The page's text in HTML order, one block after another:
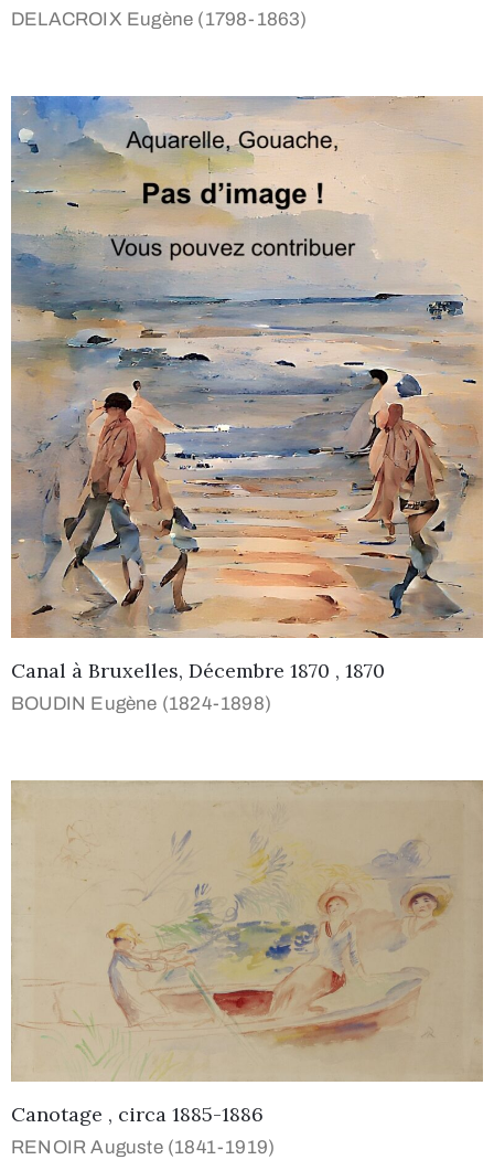
DELACROIX Eugène (1798-1863)
Canal à Bruxelles, Décembre 1870 , 1870
BOUDIN Eugène (1824-1898)
Canotage , circa 1885-1886
RENOIR Auguste (1841-1919)